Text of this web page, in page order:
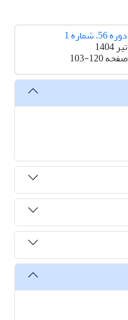
دوره 56، شماره 1
تیر 1404
صفحه103-120